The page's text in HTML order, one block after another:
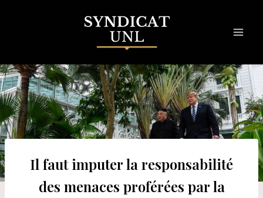
Il faut imputer la responsabilité
des menaces proférées par la